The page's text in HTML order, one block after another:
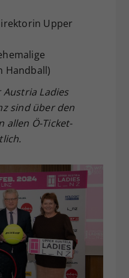
Upper
Handball)
Austria Ladies
sind über den
allen Ö-Ticket-